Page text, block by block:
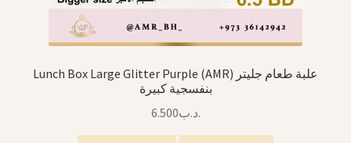
Lunch Box Large Glitter Purple (AMR) علبة طعام جليتر
بنفسجية كبيرة
.د.ب6.500